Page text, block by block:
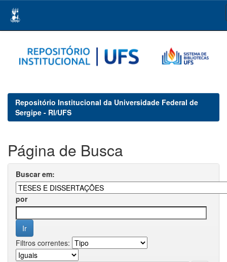
navigation
Repositório Institucional da Universidade Federal de
Sergipe - RI/UFS
Página de Busca
Buscar em:
por
Filtros correntes: